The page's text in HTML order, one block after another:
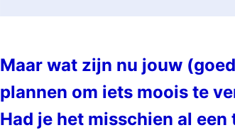
Maar wat zijn nu jouw
plannen om iets moois te
Had je het misschien al